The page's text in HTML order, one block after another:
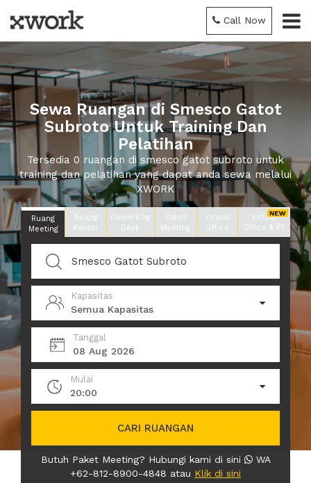
Call Now
Sewa Ruangan di Smesco Gatot
Subroto Untuk Training Dan
Pelatihan
Tersedia 0 ruangan di smesco gatot subroto untuk
training dan pelatihan yang dapat anda sewa melalui
XWORK
Ruang
Meeting
Ruang
Kantor
Coworking
Desk
Paket
Meeting
Virtual
Office
Virtual
Office & PT
Kapasitas
Semua Kapasitas
Tanggal
08 Aug 2026
Mulai
20:00
CARI RUANGAN
Butuh Paket Meeting? Hubungi kami di sini
WA
+62-812-8900-4848 atau Klik di sini